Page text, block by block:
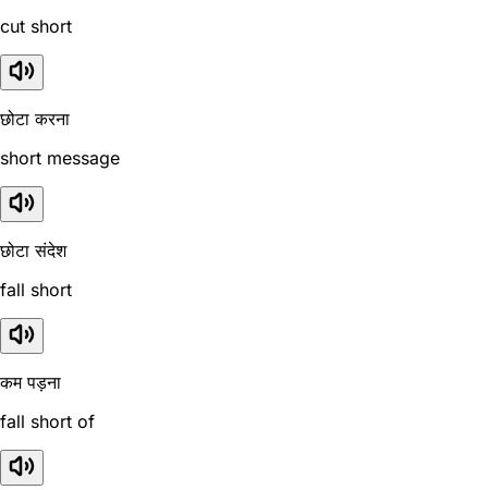
cut short
छोटा करना
short message
छोटा संदेश
fall short
कम पड़ना
fall short of